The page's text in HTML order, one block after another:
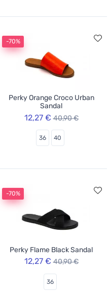
-70%
Perky Orange Croco Urban
Sandal
12,27 € 40,90 €
36 40
-70%
Perky Flame Black Sandal
12,27 € 40,90 €
36